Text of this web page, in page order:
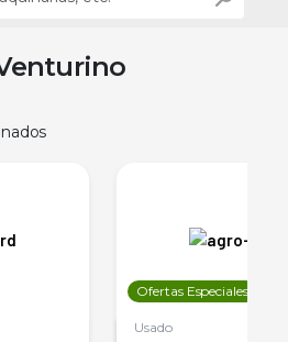
Ofertas Especiales
Usado